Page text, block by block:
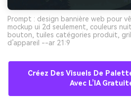
Prompt : design bannière web pour
mockup ui 2d seulement, couleurs
bouton, tuiles catégories produit,
d’appareil --ar 21:9
Créez Des Visuels De
Avec L’IA